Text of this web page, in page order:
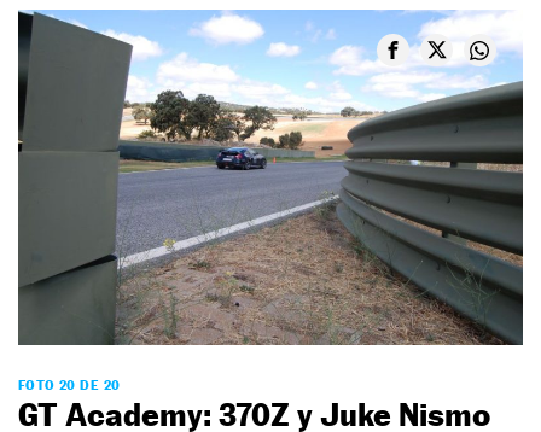
FOTO 20 DE 20
GT Academy: 370Z y Juke Nismo